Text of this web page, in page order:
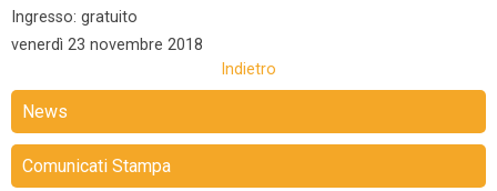
Ingresso: gratuito
venerdì 23 novembre 2018
Indietro
News
Comunicati Stampa